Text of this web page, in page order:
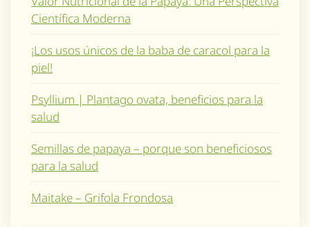
Científica Moderna
¡Los usos únicos de la baba de caracol para la
piel!
Psyllium | Plantago ovata, beneficios para la
salud
Semillas de papaya – porque son beneficiosos
para la salud
Maitake – Grifola Frondosa